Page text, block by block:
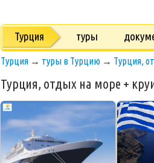
Турция туры
Турция → туры в Турцию → Турция,
Турция, отдых на море +